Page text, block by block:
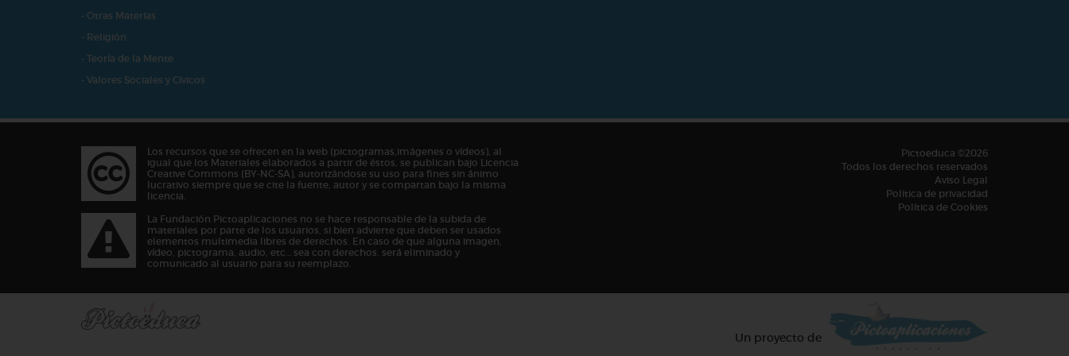
- Otras Materias
- Religión
- Teoría de la Mente
- Valores Sociales y Cívicos
Los recursos que se ofrecen en la web (pictogramas,imágenes o vídeos), al
igual que los Materiales elaborados a partir de éstos, se publican bajo Licencia
Creative Commons (BY-NC-SA), autorizándose su uso para fines sin ánimo
lucrativo siempre que se cite la fuente, autor y se compartan bajo la misma
licencia.
La Fundación Pictoaplicaciones no se hace responsable de la subida de
materiales por parte de los usuarios, si bien advierte que deben ser usados
elementos multimedia libres de derechos. En caso de que alguna imagen,
vídeo, pictograma, audio, etc… sea con derechos, será eliminado y
comunicado al usuario para su reemplazo.
Pictoeduca ©2026
Todos los derechos reservados
Aviso Legal
Política de privacidad
Política de Cookies
Un proyecto de